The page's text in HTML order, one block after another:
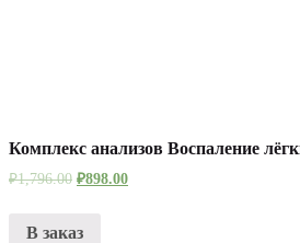
Комплекс анализов Воспаление
₽1,796.00 ₽898.00
В заказ